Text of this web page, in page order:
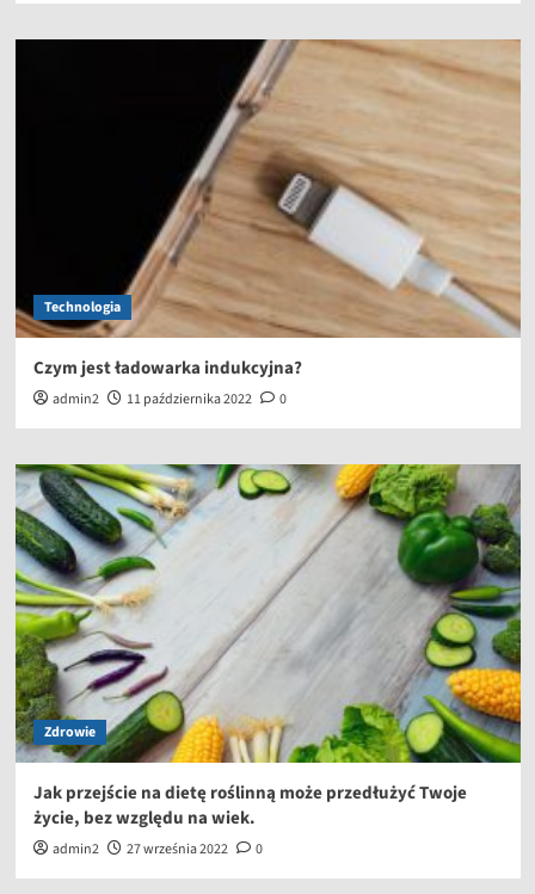
Technologia
Czym jest ładowarka indukcyjna?
admin2 11 października 2022 0
Zdrowie
Jak przejście na dietę roślinną może przedłużyć Twoje
życie, bez względu na wiek.
admin2 27 września 2022 0